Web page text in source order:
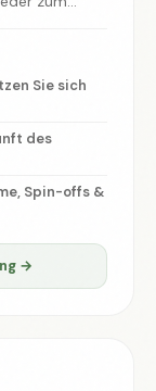
Sie sich
des
Spin-offs &
→